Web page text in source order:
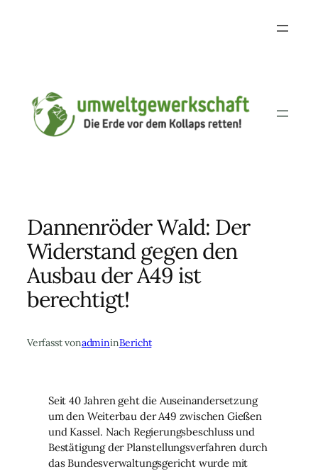
Dannenröder Wald: Der
Widerstand gegen den
Ausbau der A49 ist
berechtigt!
Verfasst vonadmininBericht
Seit 40 Jahren geht die Auseinandersetzung
um den Weiterbau der A49 zwischen Gießen
und Kassel. Nach Regierungsbeschluss und
Bestätigung der Planstellungsverfahren durch
das Bundesverwaltungsgericht wurde mit